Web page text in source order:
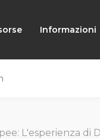
Informazioni
L'esperienza di